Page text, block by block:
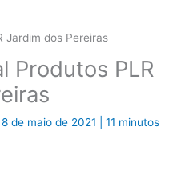
Jardim dos Pereiras
Produtos PLR
8 de maio de 2021
11 minutos